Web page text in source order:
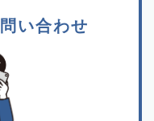
い合わせ